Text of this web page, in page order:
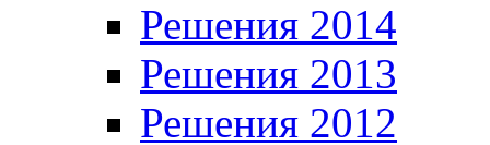
Решения 2014
Решения 2013
Решения 2012